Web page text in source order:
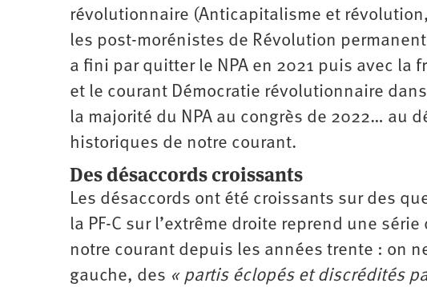
révolutionnaire (Anticapitalisme et
les post-morénistes de Révolution
a fini par quitter le NPA en 2021 puis avec la
et le courant Démocratie révolutionnaire
la majorité du NPA au congrès de 2022… au
historiques de notre courant.
Des désaccords croissants
Les désaccords ont été croissants sur des
la PF-C sur l’extrême droite reprend une
notre courant depuis les années trente : on
gauche, des « partis éclopés et discrédités